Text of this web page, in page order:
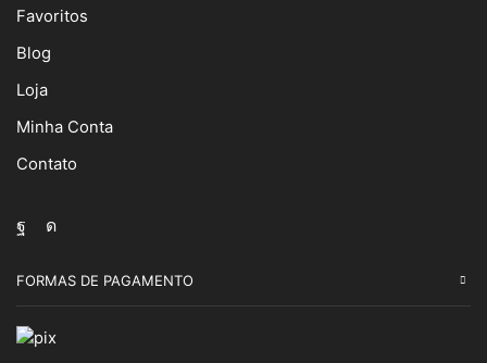
Favoritos
Blog
Loja
Minha Conta
Contato
Facebook
Instagram
FORMAS DE PAGAMENTO